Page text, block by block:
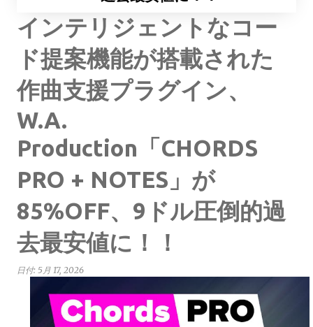
インテリジェントなコー
ド提案機能が搭載された
作曲支援プラグイン、
W.A.
Production「CHORDS
PRO + NOTES」が
85%OFF、9ドル圧倒的過
去最安値に！！
日付: 5月 17, 2026